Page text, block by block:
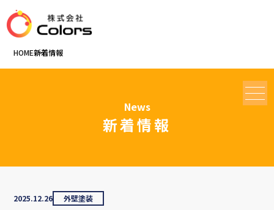
HOME新着情報
News
新着情報
2025.12.26 外壁塗装